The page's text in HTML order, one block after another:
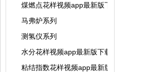
煤燃点花样视频app最新版下载
马弗炉系列
测氢仪系列
水分花样视频app最新版下载系列
粘结指数花样视频app最新版下载系列